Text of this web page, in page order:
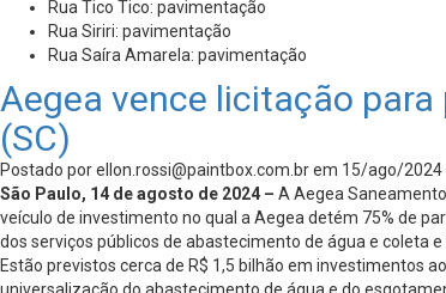
Rua Tico Tico: pavimentação
Rua Siriri: pavimentação
Rua Saíra Amarela: pavimentação
Aegea vence licitação
(SC)
Postado porellon.rossi@paintbox.com.brem 15/ago/2024
São Paulo, 14 de agosto de 2024 – A Aegea
veículo de investimento no qual a Aegea detém 75% de
dos serviços públicos de abastecimento de água e coleta
Estão previstos cerca de R$ 1,5 bilhão em investimentos